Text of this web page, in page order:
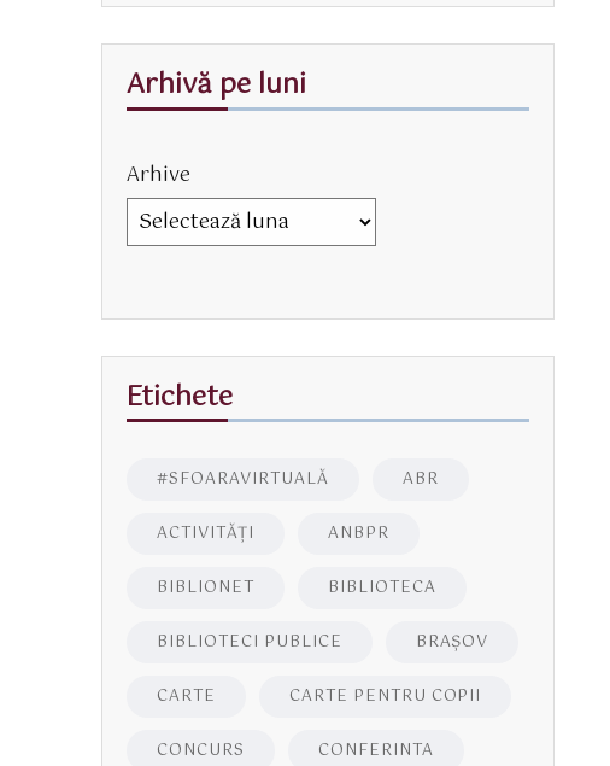
Arhivă pe luni
Arhive
Etichete
#SFOARAVIRTUALĂ ABR
ACTIVITĂŢI ANBPR
BIBLIONET BIBLIOTECA
BIBLIOTECI PUBLICE BRAŞOV
CARTE CARTE PENTRU COPII
CONCURS CONFERINTA